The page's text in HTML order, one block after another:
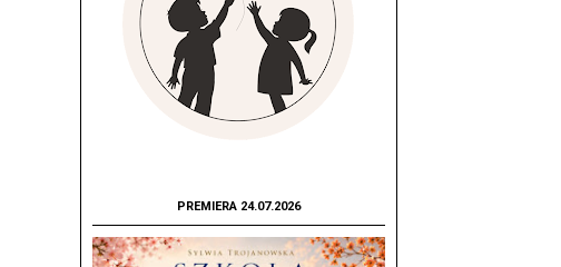
PREMIERA 24.07.2026